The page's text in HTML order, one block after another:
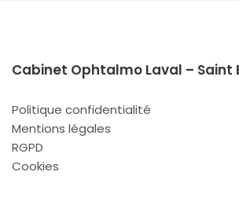
Cabinet Ophtalmo Laval – Saint
Politique confidentialité
Mentions légales
RGPD
Cookies